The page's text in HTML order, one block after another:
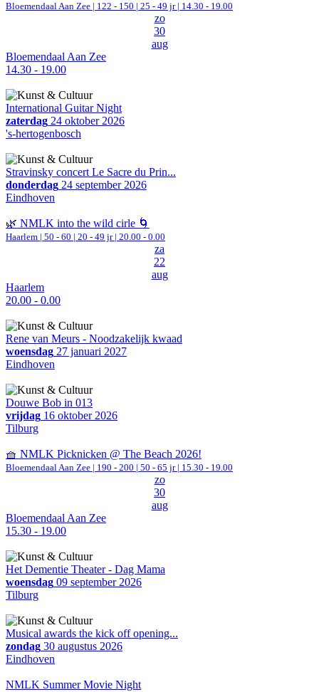
Bloemendaal Aan Zee | 122 - 150 | 25 - 49 jr | 14.30 - 19.00
zo
30
aug
Bloemendaal Aan Zee
14.30 - 19.00
International Guitar Night
zaterdag 24 oktober 2026
's-hertogenbosch
Stravinsky concert Le Sacre du Prin...
donderdag 24 september 2026
Eindhoven
🌿 NMLK into the wild cirle 🌀
Haarlem | 50 - 60 | 20 - 49 jr | 20.00 - 0.00
za
22
aug
Haarlem
20.00 - 0.00
Rene van Meurs - Noodzakelijk kwaad
woensdag 27 januari 2027
Eindhoven
Douwe Bob in 013
vrijdag 16 oktober 2026
Tilburg
🧺 NMLK Picknicken @ The Beach 2026!
Bloemendaal Aan Zee | 190 - 200 | 50 - 65 jr | 15.30 - 19.00
zo
30
aug
Bloemendaal Aan Zee
15.30 - 19.00
Het Dementie Theater - Dag Mama
woensdag 09 september 2026
Tilburg
Musical awards the kick off opening...
zondag 30 augustus 2026
Eindhoven
NMLK Summer Movie Night